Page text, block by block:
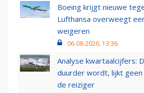
Boeing krijgt nieuwe
Lufthansa overweegt
weigeren
06-08-2026, 13:36
Analyse kwartaalcijfers:
duurder wordt, lijkt
de reiziger